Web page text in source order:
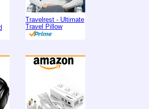
Travelrest - Ultimate
Travel Pillow